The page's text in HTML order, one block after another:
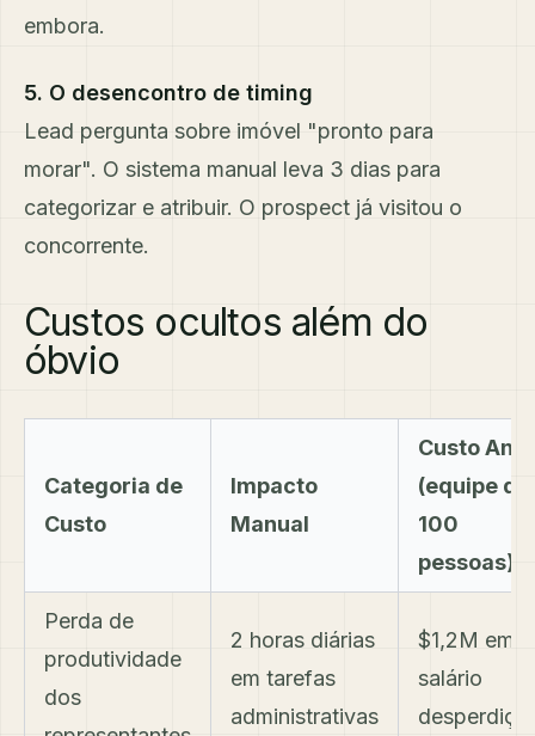
embora.
5. O desencontro de timing
Lead pergunta sobre imóvel "pronto para
morar". O sistema manual leva 3 dias para
categorizar e atribuir. O prospect já visitou o
concorrente.
Custos ocultos além do
óbvio
Categoria de
Custo
Impacto
Manual
Custo
(equipe de
100
pessoas)
Perda de
produtividade
dos
2 horas diárias
em tarefas
administrativas
$1,2M em
salário